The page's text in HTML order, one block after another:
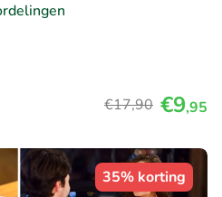
€17,90 €9,95
35% korting